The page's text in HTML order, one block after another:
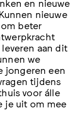
en nieuwe
nieuwe
beter
aan dit
we
jongeren een
tijdens
voor álle
je uit om mee